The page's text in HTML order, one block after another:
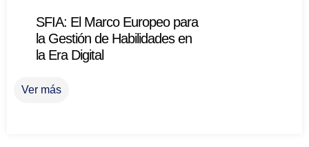
SFIA: El Marco Europeo para
la Gestión de Habilidades en
la Era Digital
Ver más